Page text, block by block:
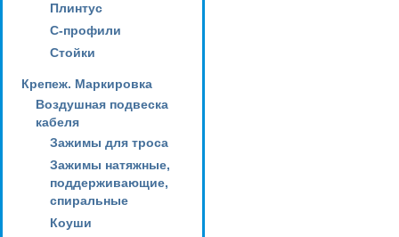
Плинтус
С-профили
Стойки
Крепеж. Маркировка
Воздушная подвеска
кабеля
Зажимы для троса
Зажимы натяжные,
поддерживающие,
спиральные
Коуши